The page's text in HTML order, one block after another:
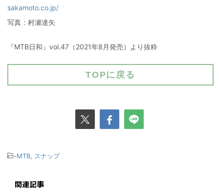
sakamoto.co.jp/
写真：村瀬達矢
『MTB日和』vol.47（2021年8月発売）より抜粋
TOPに戻る
-MTB スナップ
関連記事